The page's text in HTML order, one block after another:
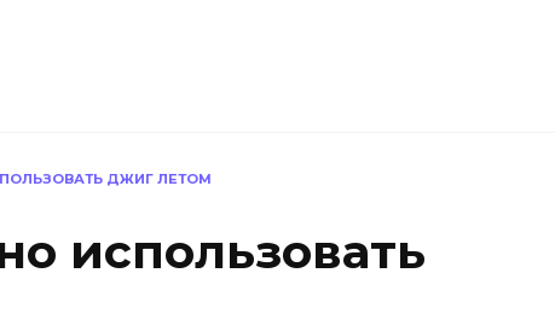
ДЖИГ ЛЕТОМ
использовать